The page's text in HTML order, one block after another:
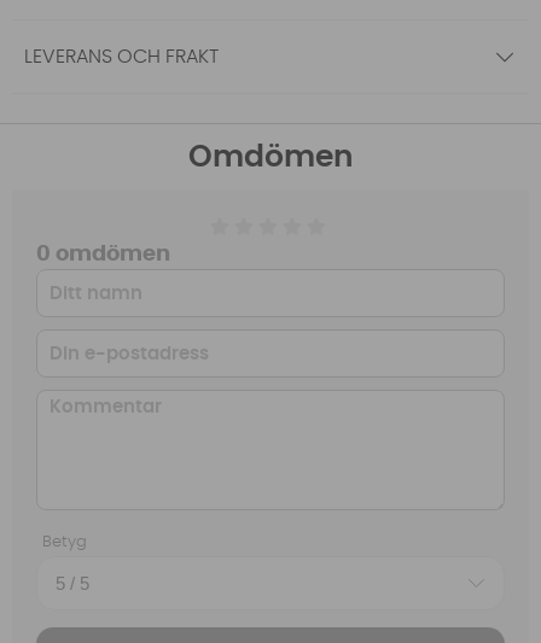
LEVERANS OCH FRAKT
Omdömen
0 omdömen
Betyg